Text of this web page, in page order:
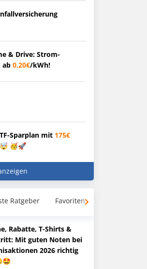
& Drive: Strom-
ab 0,20€/kWh!
Sparplan mit 175€
🥳🚀
Ratgeber Favoriten
Rabatte, T-Shirts &
Mit guten Noten bei
2026 richtig